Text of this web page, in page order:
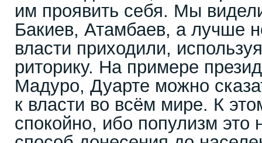
им проявить себя. Мы
Бакиев, Атамбаев, а лучше
власти приходили,
риторику. На примере
Мадуро, Дуарте можно
к власти во всём мире. К
спокойно, ибо популизм это